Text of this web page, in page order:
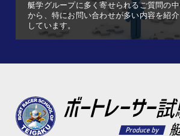
艇学グループに多く寄せられるご質問の中
から、特にお問い合わせが多い内容を紹介
しています。